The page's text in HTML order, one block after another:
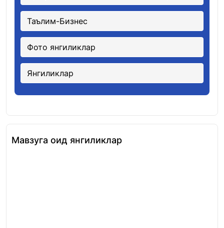
Таълим-Бизнес
Фото янгиликлар
Янгиликлар
Мавзуга оид янгиликлар